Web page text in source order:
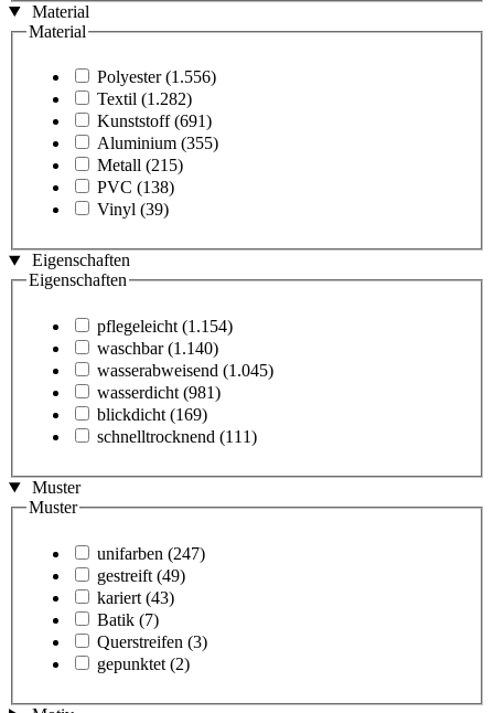
Material
Material
Polyester (1.556)
Textil (1.282)
Kunststoff (691)
Aluminium (355)
Metall (215)
PVC (138)
Vinyl (39)
Eigenschaften
Eigenschaften
pflegeleicht (1.154)
waschbar (1.140)
wasserabweisend (1.045)
wasserdicht (981)
blickdicht (169)
schnelltrocknend (111)
Muster
Muster
unifarben (247)
gestreift (49)
kariert (43)
Batik (7)
Querstreifen (3)
gepunktet (2)